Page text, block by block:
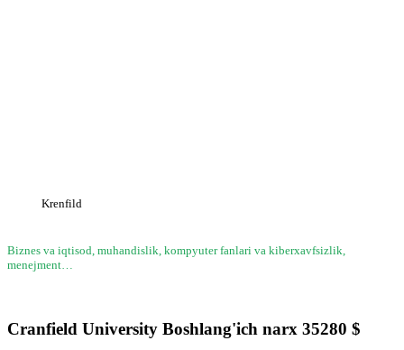
Krenfild
Biznes va iqtisod, muhandislik, kompyuter fanlari va kiberxavfsizlik,
menejment…
Cranfield University Boshlang'ich narx 35280 $